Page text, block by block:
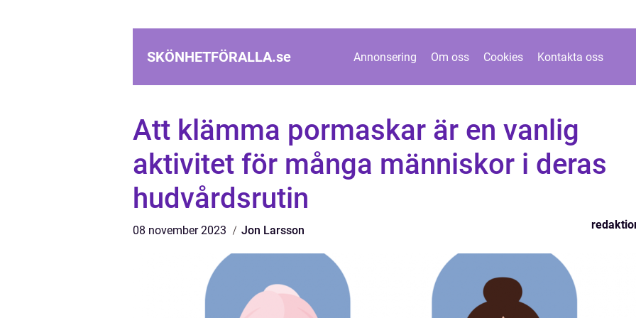
SKÖNHETFÖRALLA.se Annonsering Om oss Cookies Kontakta oss
Att klämma pormaskar är en vanlig
aktivitet för många människor i deras
hudvårdsrutin
08 november 2023 Jon Larsson